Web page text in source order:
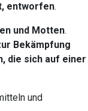
entworfen.
und Motten.
Bekämpfung
die sich auf einer
und